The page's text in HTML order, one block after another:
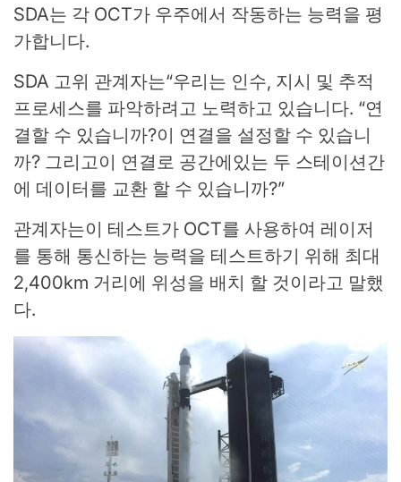
SDA는 각 OCT가 우주에서 작동하는 능력을 평
가합니다.
SDA 고위 관계자는“우리는 인수, 지시 및 추적
프로세스를 파악하려고 노력하고 있습니다. “연
결할 수 있습니까?이 연결을 설정할 수 있습니
까? 그리고이 연결로 공간에있는 두 스테이션간
에 데이터를 교환 할 수 있습니까?”
관계자는이 테스트가 OCT를 사용하여 레이저
를 통해 통신하는 능력을 테스트하기 위해 최대
2,400km 거리에 위성을 배치 할 것이라고 말했
다.